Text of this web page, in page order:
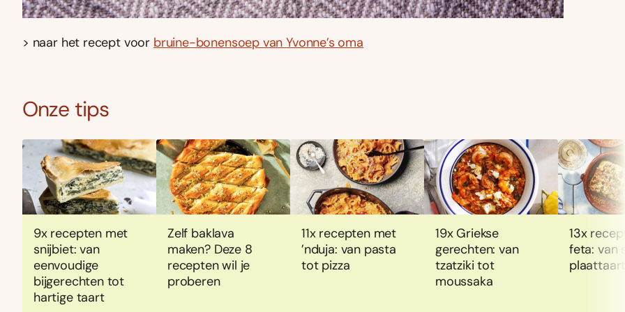
> naar het recept voor bruine-bonensoep van Yvonne’s oma
Onze tips
9x recepten met
snijbiet: van
eenvoudige
bijgerechten tot
hartige taart
Zelf baklava
maken? Deze 8
recepten wil je
proberen
11x recepten met
’nduja: van pasta
tot pizza
19x Griekse
gerechten: van
tzatziki tot
moussaka
13x
feta: van
plaattaart